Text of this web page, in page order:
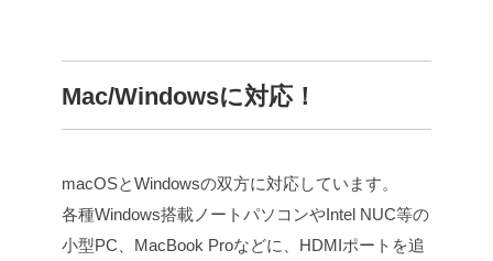
Mac/Windowsに対応！
macOSとWindowsの双方に対応しています。
各種Windows搭載ノートパソコンやIntel NUC等の
小型PC、MacBook Proなどに、HDMIポートを追